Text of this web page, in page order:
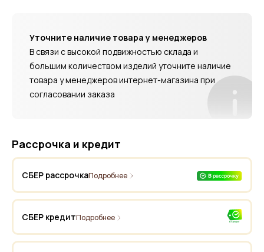
Уточните наличие товара у менеджеров
В связи с высокой подвижностью склада и
большим количеством изделий уточните наличие
товара у менеджеров интернет-магазина при
согласовании заказа
Рассрочка и кредит
СБЕР рассрочкаПодробнее
СБЕР кредитПодробнее